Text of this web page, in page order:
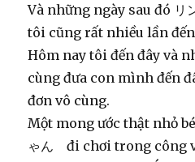
Và những ngày sau đó
tôi cũng rất nhiều lần
Hôm nay tôi đến đây và
cùng đưa con mình đến
đơn vô cùng.
Một mong ước thật nhỏ
ゃん đi chơi trong công